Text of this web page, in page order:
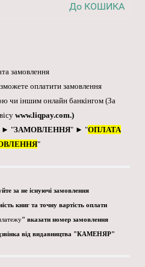
До КОШИКА
замовлення
оплатити замовлення
чи іншим онлайн банкінгом (За
www.liqpay.com.)
► "ЗАМОВЛЕННЯ" ► "ОПЛАТА
"
за не існуючі замовлення
книг та точну вартість оплати
" вказати номер замовлення
від видавництва "КАМЕНЯР"